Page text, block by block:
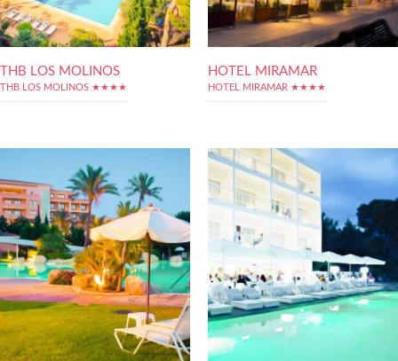
THB LOS MOLINOS
THB LOS MOLINOS ★★★★
HOTEL MIRAMAR
HOTEL MIRAMAR ★★★★